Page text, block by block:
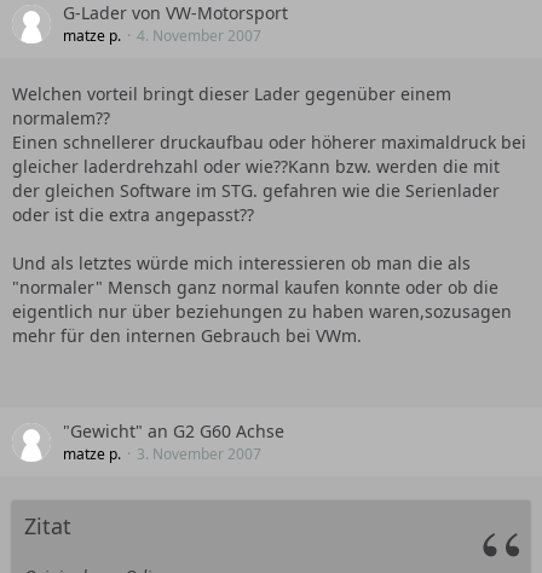
G-Lader von VW-Motorsport
matze p. 4. November 2007
Welchen vorteil bringt dieser Lader gegenüber einem
normalem??
Einen schnellerer druckaufbau oder höherer maximaldruck bei
gleicher laderdrehzahl oder wie??Kann bzw. werden die mit
der gleichen Software im STG. gefahren wie die Serienlader
oder ist die extra angepasst??
Und als letztes würde mich interessieren ob man die als
"normaler" Mensch ganz normal kaufen konnte oder ob die
eigentlich nur über beziehungen zu haben waren,sozusagen
mehr für den internen Gebrauch bei VWm.
"Gewicht" an G2 G60 Achse
matze p. 3. November 2007
Zitat